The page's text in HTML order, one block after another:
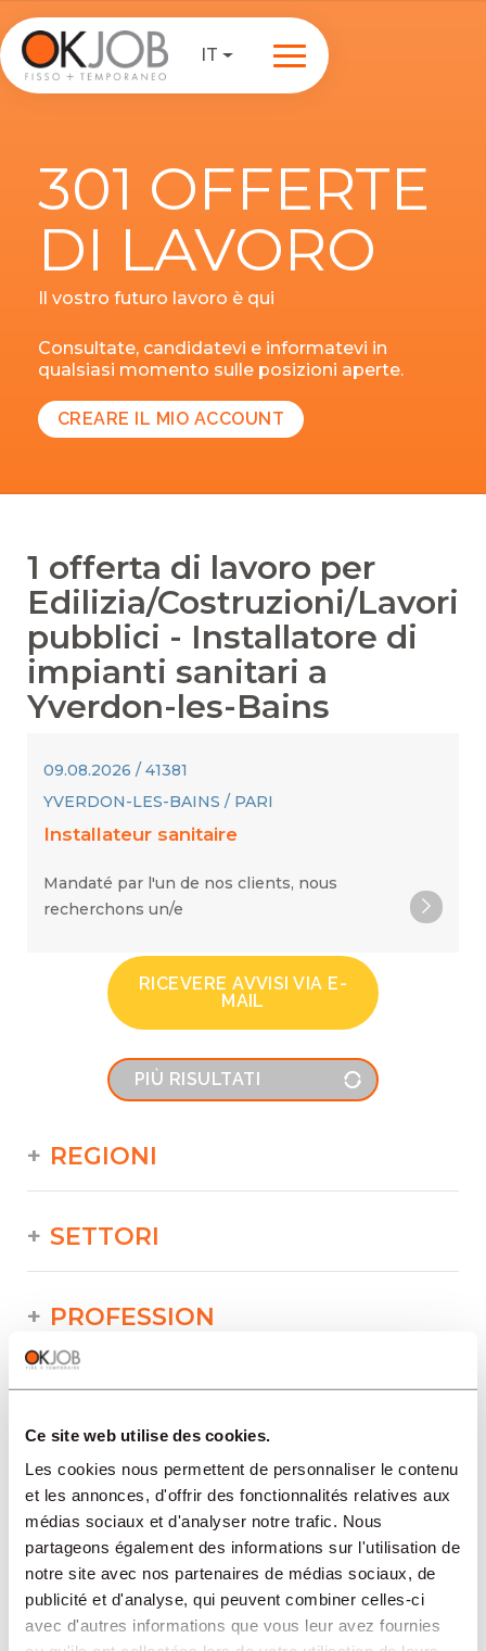
Ce site web utilise des cookies.
Les cookies nous permettent de personnaliser le contenu
et les annonces, d'offrir des fonctionnalités relatives aux
médias sociaux et d'analyser notre trafic. Nous
partageons également des informations sur l'utilisation de
notre site avec nos partenaires de médias sociaux, de
publicité et d'analyse, qui peuvent combiner celles-ci
avec d'autres informations que vous leur avez fournies
IT
301 OFFERTE
DI LAVORO
Il vostro futuro lavoro è qui
Consultate, candidatevi e informatevi in
qualsiasi momento sulle posizioni aperte.
CREARE IL MIO ACCOUNT
1 offerta di lavoro per
Edilizia/Costruzioni/Lavori
pubblici - Installatore di
impianti sanitari a
Yverdon-les-Bains
09.08.2026 / 41381
YVERDON-LES-BAINS / PARI
Installateur sanitaire
Mandaté par l'un de nos clients, nous
recherchons un/e
RICEVERE AVVISI VIA E-
MAIL
PIÙ RISULTATI
REGIONI
SETTORI
PROFESSION
TIPO
LINGUA
Edilizia/Costruzioni/Lavori pubblici
offerte in altre regioni:
Offres d'emploi Edilizia/Costruzioni/Lavori
pubblici Mendrisio